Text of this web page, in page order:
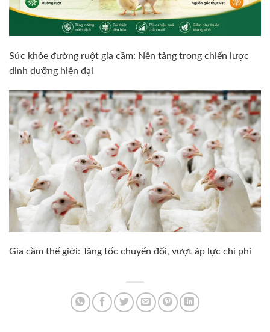
Sức khỏe đường ruột gia cầm: Nền tảng trong chiến lược
dinh dưỡng hiện đại
Gia cầm thế giới: Tăng tốc chuyển đổi, vượt áp lực chi phí